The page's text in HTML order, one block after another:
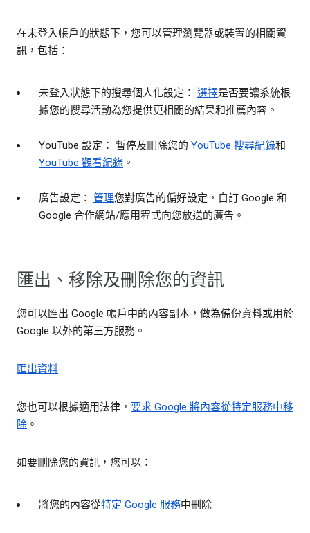
在未登入帳戶的狀態下，您可以管理瀏覽器或裝置的相關資
訊，包括：
未登入狀態下的搜尋個人化設定： 選擇是否要讓系統根
據您的搜尋活動為您提供更相關的結果和推薦內容。
YouTube 設定： 暫停及刪除您的 YouTube 搜尋紀錄和
YouTube 觀看紀錄 。
廣告設定： 管理您對廣告的偏好設定，自訂 Google 和
Google 合作網站/應用程式向您放送的廣告。
匯出、移除及刪除您的資訊
您可以匯出 Google 帳戶中的內容副本，做為備份資料或用於
Google 以外的第三方服務。
匯出資料
您也可以根據適用法律， 要求 Google 將內容從特定服務中移
除 。
如要刪除您的資訊，您可以：
將您的內容從特定 Google 服務中刪除